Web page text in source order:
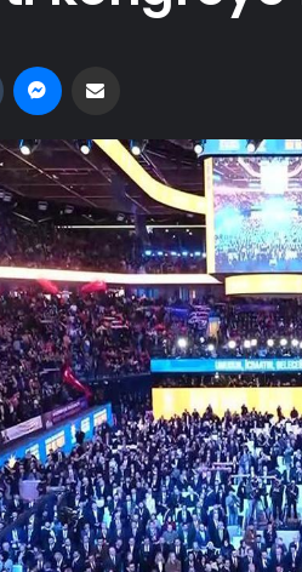
Tumblr